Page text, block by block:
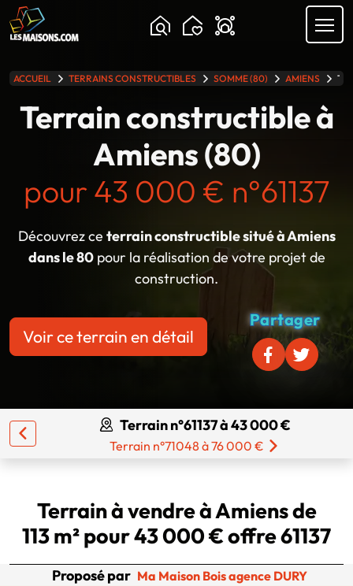
Chargement...
ACCUEIL TERRAINS CONSTRUCTIBLES SOMME (80) AMIENS
Terrain constructible à
Amiens (80)
pour 43 000 € n°61137
Découvrez ce terrain constructible situé à Amiens
dans le 80pour la réalisation de votre projet de
construction.
Voir ce terrain en détail
Partager
Terrain n°61137 à 43 000 €
Terrain n°71048 à 76 000 €
Terrain à vendre à Amiens de
113 m² pour 43 000 € offre 61137
Proposé par Ma Maison Bois agence DURY